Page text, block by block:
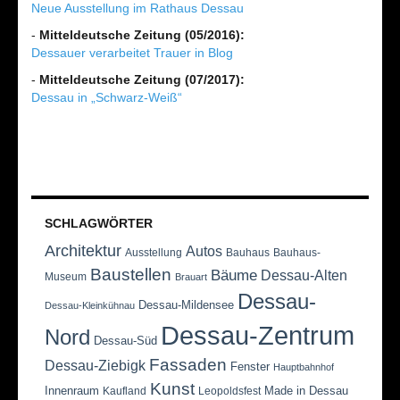
Neue Ausstellung im Rathaus Dessau
- Mitteldeutsche Zeitung (05/2016):
Dessauer verarbeitet Trauer in Blog
- Mitteldeutsche Zeitung (07/2017):
Dessau in „Schwarz-Weiß“
SCHLAGWÖRTER
Architektur Ausstellung Autos Bauhaus Bauhaus-
Museum Baustellen Brauart Bäume Dessau-Alten
Dessau-Kleinkühnau Dessau-Mildensee Dessau-
Nord Dessau-Süd Dessau-Zentrum
Dessau-Ziebigk Fassaden Fenster Hauptbahnhof
Innenraum Kaufland Kunst Leopoldsfest Made in Dessau